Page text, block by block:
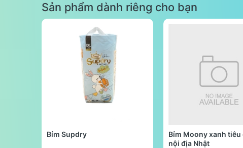
Sản phẩm dành riêng cho bạn
Bỉm Supdry
Bỉm Moony xanh tiêu
nội địa Nhật